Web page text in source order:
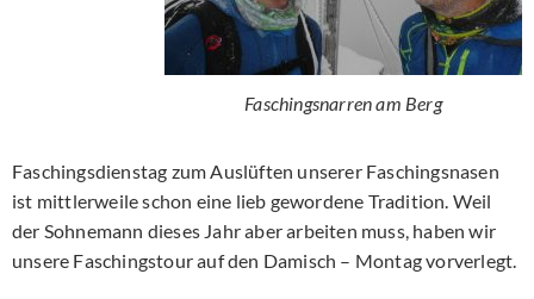
Faschingsnarren am Berg
Faschingsdienstag zum Auslüften unserer Faschingsnasen
ist mittlerweile schon eine lieb gewordene Tradition. Weil
der Sohnemann dieses Jahr aber arbeiten muss, haben wir
unsere Faschingstour auf den Damisch – Montag vorverlegt.